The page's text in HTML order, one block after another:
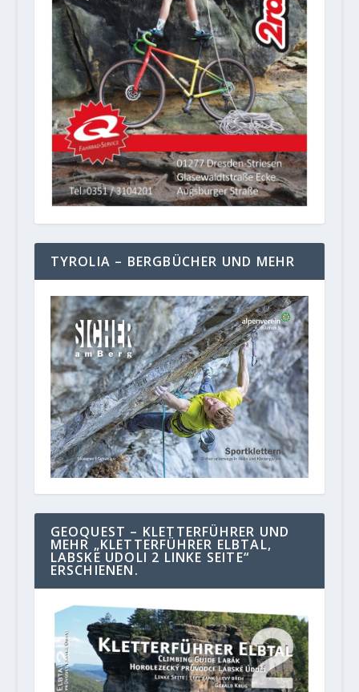
TYROLIA – BERGBÜCHER UND MEHR
GEOQUEST – KLETTERFÜHRER UND
MEHR „KLETTERFÜHRER ELBTAL,
LABSKE UDOLI 2 LINKE SEITE“
ERSCHIENEN.